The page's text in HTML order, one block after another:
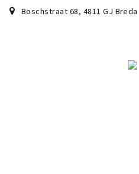
Boschstraat 68, 4811 GJ Breda